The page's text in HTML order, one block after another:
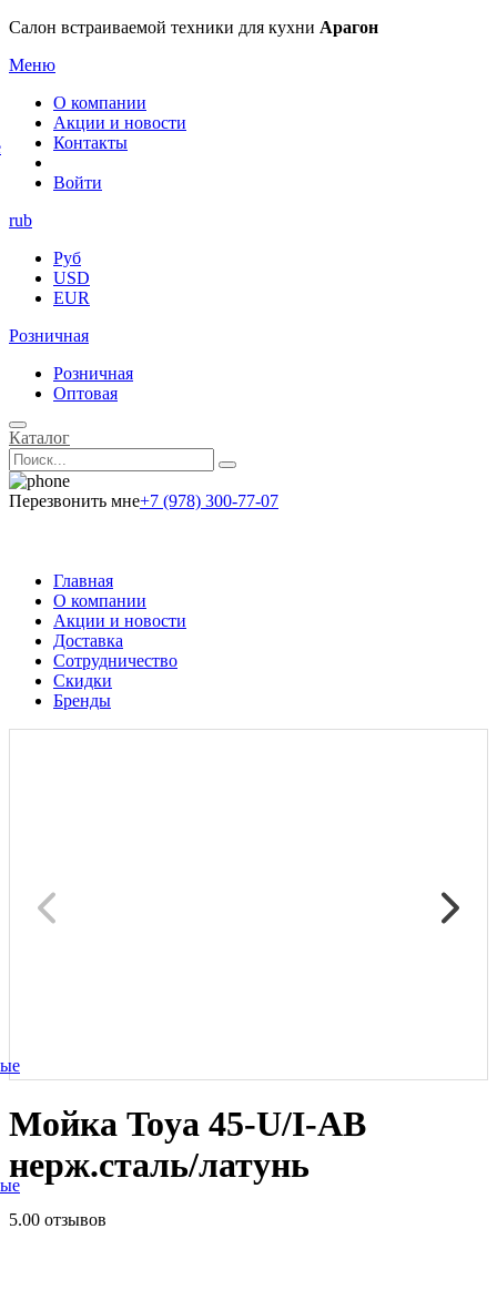
Салон встраиваемой техники для кухни Арагон
Меню
О компании
Акции и новости
Контакты
Войти
rub
Руб
USD
EUR
Розничная
Розничная
Оптовая
Каталог
Перезвонить мне+7 (978) 300-77-07
Главная
О компании
Акции и новости
Доставка
Сотрудничество
Скидки
Бренды
Мойка Toya 45-U/I-АB
нерж.сталь/латунь
5.00 отзывов